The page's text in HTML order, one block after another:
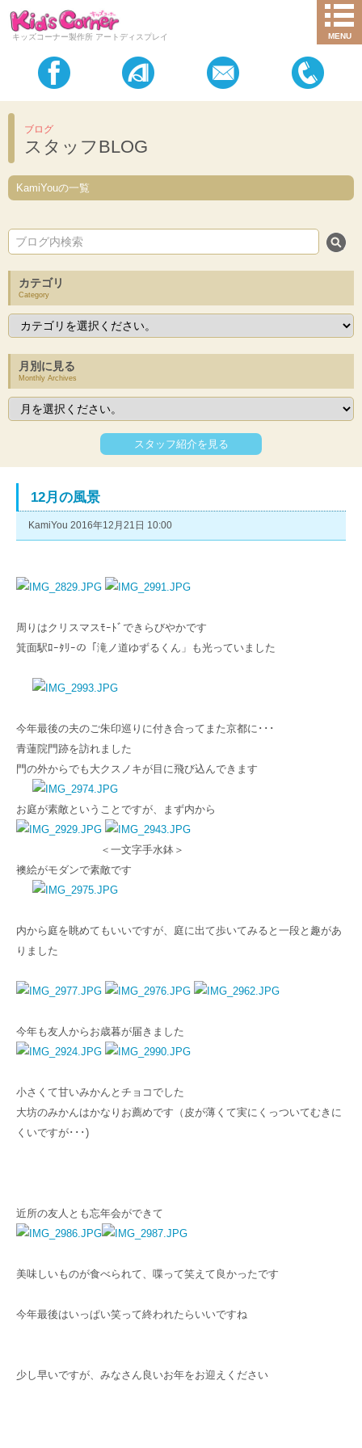
キッズコーナー製作所 アートディスプレイ MENU
ブログ
スタッフBLOG
KamiYouの一覧
カテゴリ
Category
月別に見る
Monthly Archives
スタッフ紹介を見る
12月の風景
KamiYou 2016年12月21日 10:00
周りはクリスマスﾓｰﾄﾞできらびやかです
箕面駅ﾛｰﾀﾘｰの「滝ノ道ゆずるくん」も光っていました
今年最後の夫のご朱印巡りに付き合ってまた京都に･･･
青蓮院門跡を訪れました
門の外からでも大クスノキが目に飛び込んできます
お庭が素敵ということですが、まず内から
＜一文字手水鉢＞
襖絵がモダンで素敵です
内から庭を眺めてもいいですが、庭に出て歩いてみると一段と趣があ
りました
今年も友人からお歳暮が届きました
小さくて甘いみかんとチョコでした
大坊のみかんはかなりお薦めです（皮が薄くて実にくっついてむきに
くいですが･･･)
近所の友人とも忘年会ができて
美味しいものが食べられて、喋って笑えて良かったです
今年最後はいっぱい笑って終われたらいいですね
少し早いですが、みなさん良いお年をお迎えください